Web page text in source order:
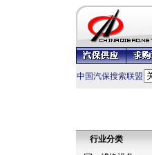
中国汽保搜索联盟
行业分类